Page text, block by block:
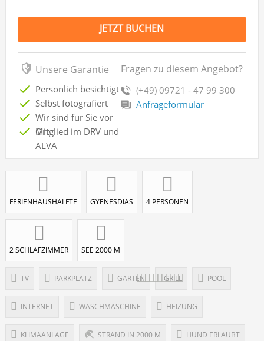
JETZT BUCHEN
Unsere Garantie
Persönlich besichtigt
Selbst fotografiert
Wir sind für Sie vor
Ort
Mitglied im DRV und
ALVA
Fragen zu diesem Angebot?
(+49) 09721 - 47 99 300
Anfrageformular
FERIENHAUSHÄLFTE GYENESDIAS 4 PERSONEN
2 SCHLAFZIMMER SEE 2000 M
TV PARKPLATZ GARTEN GRILL POOL
INTERNET WASCHMASCHINE HEIZUNG
KLIMAANLAGE STRAND IN 2000 M HUND ERLAUBT